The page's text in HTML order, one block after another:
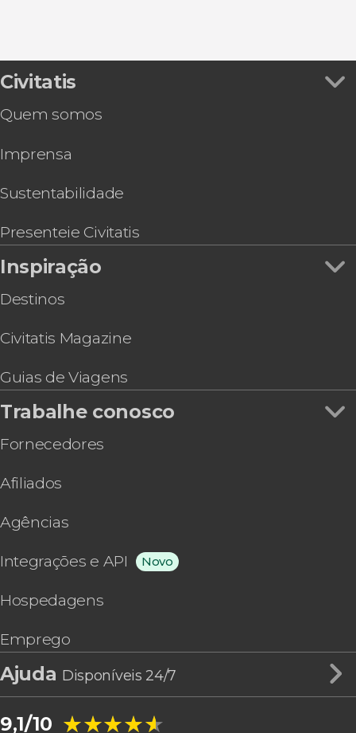
Civitatis
Quem somos
Imprensa
Sustentabilidade
Presenteie Civitatis
Inspiração
Destinos
Civitatis Magazine
Guias de Viagens
Trabalhe conosco
Fornecedores
Afiliados
Agências
Integrações e API Novo
Hospedagens
Emprego
Ajuda Disponíveis 24/7
9,1/10 ★★★★★
★★★★★